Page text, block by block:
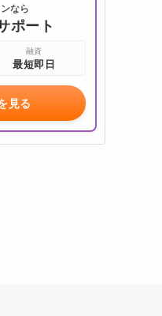
なら
ポート
融資
最短即日
見る